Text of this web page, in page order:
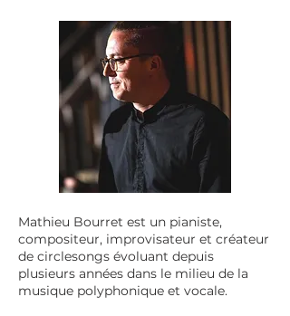
Mathieu Bourret est un pianiste,
compositeur, improvisateur et créateur
de circlesongs évoluant depuis
plusieurs années dans le milieu de la
musique polyphonique et vocale.